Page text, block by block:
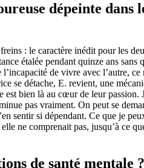
dépeinte dans
: le caractère inédit pour les
étalée pendant quinze ans sans
de vivre avec l’autre,
se détache, E. revient, une
bien là au cœur de leur
pas vraiment. On peut se
sentir si dépendant. Ce que je
ne comprenait pas, jusqu’à ce
de santé mentale ?